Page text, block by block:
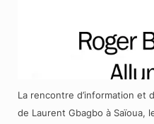
La rencontre d’information et
de Laurent Gbagbo à Saïoua,